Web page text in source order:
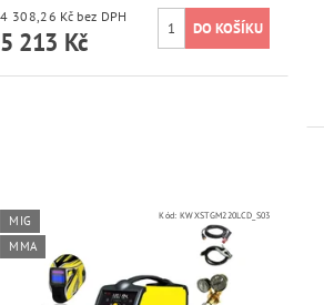
4 308,26 Kč bez DPH
5 213 Kč
MIG
MMA
Kód:KWXSTGM220LCD_S03